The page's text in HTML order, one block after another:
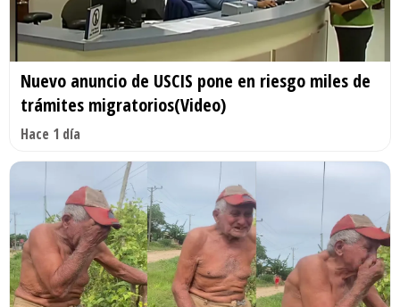
Nuevo anuncio de USCIS pone en riesgo miles de
trámites migratorios(Video)
Hace 1 día